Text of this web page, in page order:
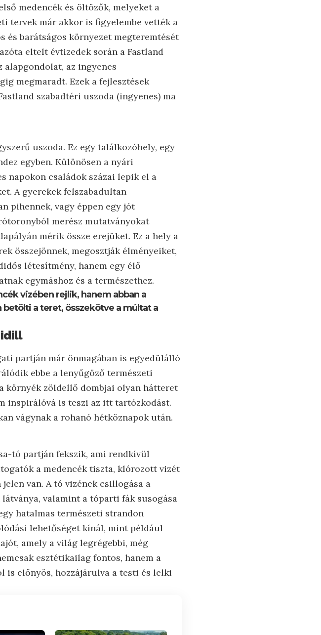
medencék és öltözők, melyeket a
tervek már akkor is figyelembe vették a
és barátságos környezet megteremtését
eltelt évtizedek során a Fastland
alapgondolat, az ingyenes
megmaradt. Ezek a fejlesztések
szabadtéri uszoda (ingyenes) ma
uszoda. Ez egy találkozóhely, egy
egyben. Különösen a nyári
napokon családok százai lepik el a
A gyerekek felszabadultan
pihennek, vagy éppen egy jót
merész mutatványokat
mérik össze erejüket. Ez a hely a
összejönnek, megosztják élményeiket,
létesítmény, hanem egy élő
egymáshoz és a természethez.
vizében rejlik, hanem abban a
a teret, összekötve a múltat a
idill
partján már önmagában is egyedülálló
ebbe a lenyűgöző természeti
környék zöldellő dombjai olyan hátteret
inspirálóvá is teszi az itt tartózkodást.
vágynak a rohanó hétköznapok után.
tó partján fekszik, ami rendkívül
a medencék tiszta, klórozott vizét
van. A tó vizének csillogása a
valamint a tóparti fák susogása
hatalmas természeti strandon
lehetőséget kínál, mint például
amely a világ legrégebbi, még
esztétikailag fontos, hanem a
is előnyös, hozzájárulva a testi és lelki